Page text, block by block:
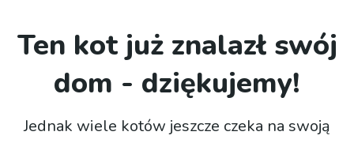
Ten kot już znalazł swój
dom - dziękujemy!
Jednak wiele kotów jeszcze czeka na swoją